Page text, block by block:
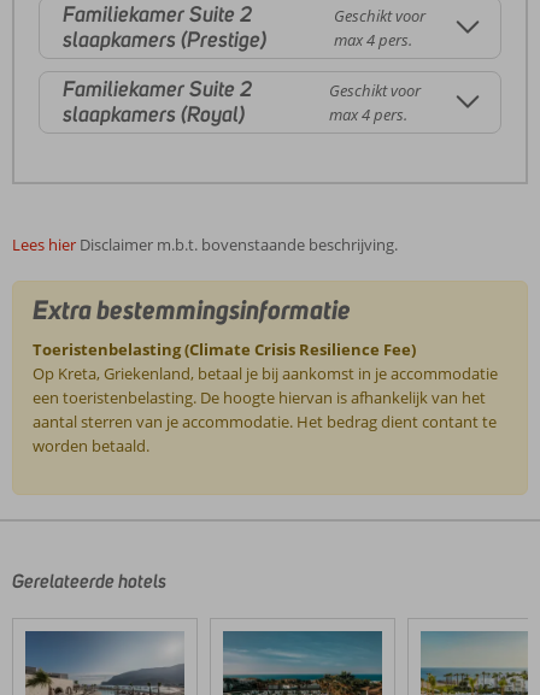
Familiekamer Suite 2
slaapkamers (Prestige)
Geschikt voor
max 4 pers.
Familiekamer Suite 2
slaapkamers (Royal)
Geschikt voor
max 4 pers.
Lees hier Disclaimer m.b.t. bovenstaande beschrijving.
Extra bestemmingsinformatie
Toeristenbelasting (Climate Crisis Resilience Fee)
Op Kreta, Griekenland, betaal je bij aankomst in je accommodatie
een toeristenbelasting. De hoogte hiervan is afhankelijk van het
aantal sterren van je accommodatie. Het bedrag dient contant te
worden betaald.
door
klanten
na
Gerelateerde hotels